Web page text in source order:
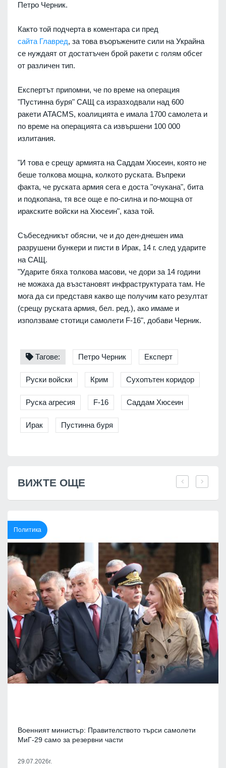
Петро Черник.
Както той подчерта в коментара си пред
сайта Главред, за това въоръжените сили на Украйна
се нуждаят от достатъчен брой ракети с голям обсег
от различен тип.
Експертът припомни, че по време на операция
"Пустинна буря" САЩ са изразходвали над 600
ракети ATACMS, коалицията е имала 1700 самолета и
по време на операцията са извършени 100 000
излитания.
"И това е срещу армията на Саддам Хюсеин, която не
беше толкова мощна, колкото руската. Въпреки
факта, че руската армия сега е доста "очукана", бита
и подкопана, тя все още е по-силна и по-мощна от
иракските войски на Хюсеин", каза той.
Събеседникът обясни, че и до ден-днешен има
разрушени бункери и писти в Ирак, 14 г. след ударите
на САЩ.
"Ударите бяха толкова масови, че дори за 14 години
не можаха да възстановят инфраструктурата там. Не
мога да си представя какво ще получим като резултат
(срещу руската армия, бел. ред.), ако имаме и
използваме стотици самолети F-16", добави Черник.
Тагове: Петро Черник Експерт
Руски войски Крим Сухопътен коридор
Руска агресия F-16 Саддам Хюсеин
Ирак Пустинна буря
ВИЖТЕ ОЩЕ
Политика
Военният министър: Правителството търси самолети
МиГ-29 само за резервни части
29.07.2026г.